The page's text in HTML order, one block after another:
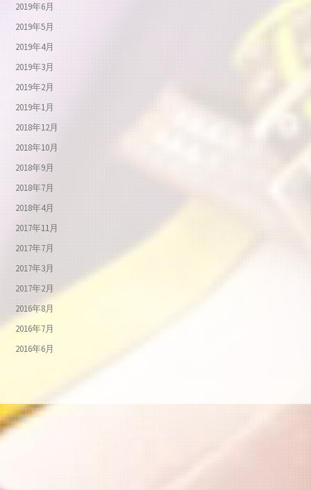
2019年6月
2019年5月
2019年4月
2019年3月
2019年2月
2019年1月
2018年12月
2018年10月
2018年9月
2018年7月
2018年4月
2017年11月
2017年7月
2017年3月
2017年2月
2016年8月
2016年7月
2016年6月